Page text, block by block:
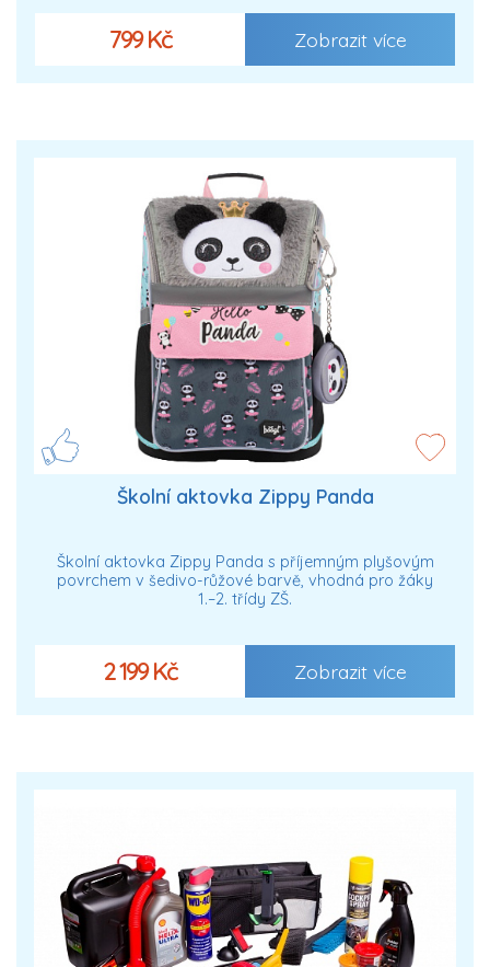
799 Kč Zobrazit více
Školní aktovka Zippy Panda
Školní aktovka Zippy Panda s příjemným plyšovým
povrchem v šedivo-růžové barvě, vhodná pro žáky
1.–2. třídy ZŠ.
2 199 Kč Zobrazit více